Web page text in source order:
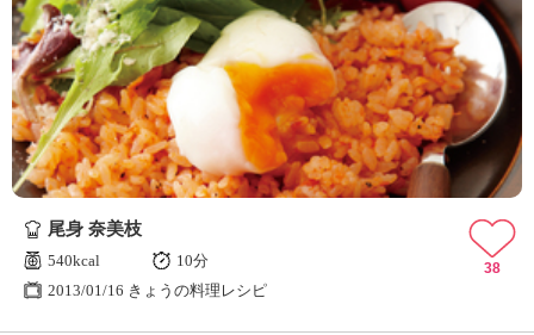
尾身 奈美枝
540kcal
10分
2013/01/16 きょうの料理レシピ
38